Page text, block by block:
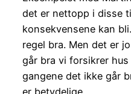
det er nettopp i disse
konsekvensene kan
regel bra. Men det er
går bra vi forsikrer
gangene det ikke går